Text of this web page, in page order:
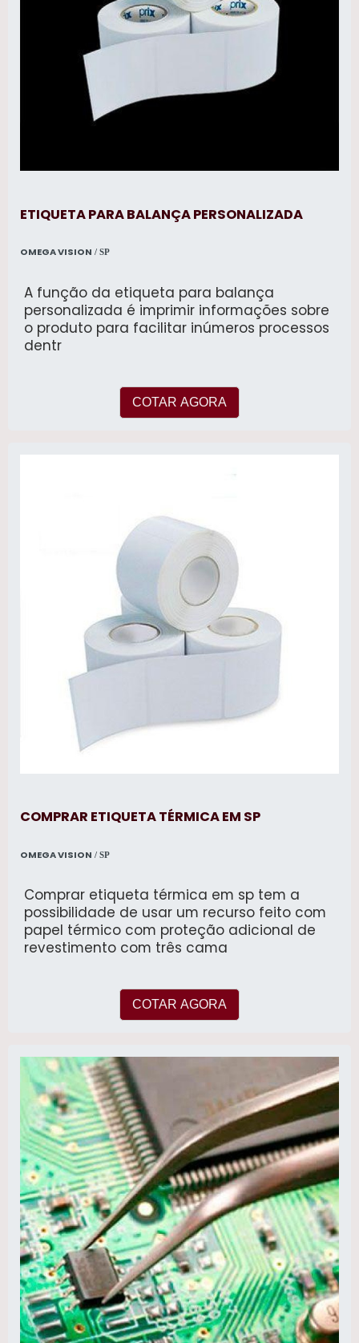
ETIQUETA PARA BALANÇA PERSONALIZADA
OMEGA VISION / SP
A função da etiqueta para balança
personalizada é imprimir informações sobre
o produto para facilitar inúmeros processos
dentr
COTAR AGORA
COMPRAR ETIQUETA TÉRMICA EM SP
OMEGA VISION / SP
Comprar etiqueta térmica em sp tem a
possibilidade de usar um recurso feito com
papel térmico com proteção adicional de
revestimento com três cama
COTAR AGORA